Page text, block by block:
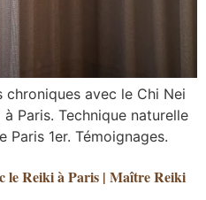
chroniques avec le Chi Nei
Paris. Technique naturelle
1er. Témoignages.
le Reiki à Paris | Maître Reiki